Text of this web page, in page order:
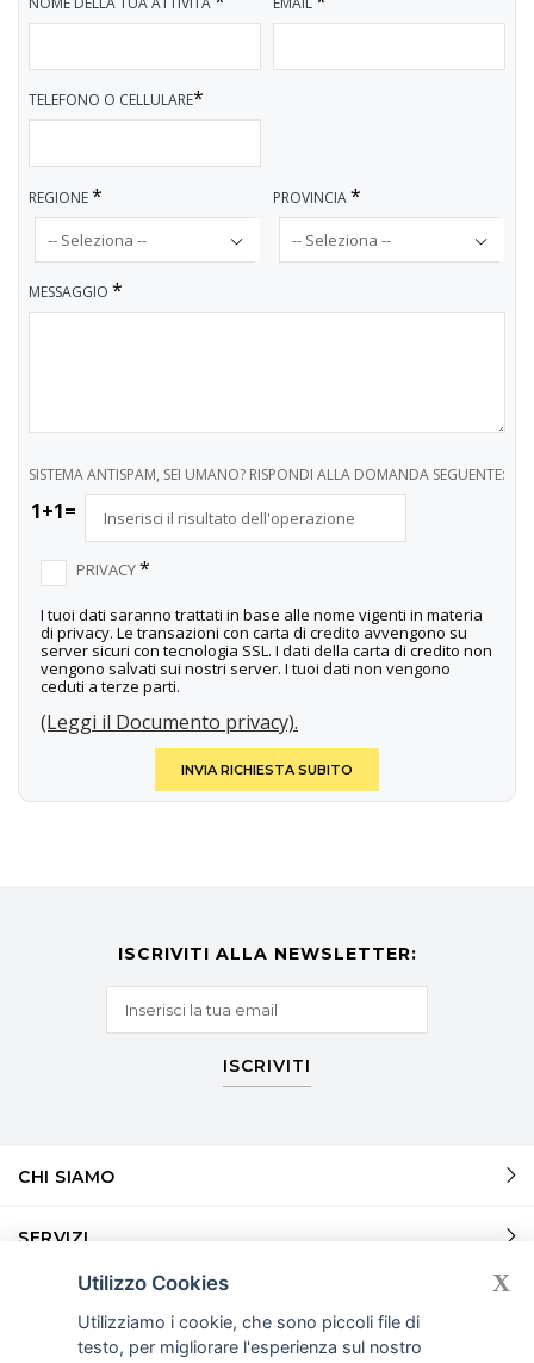
TELEFONO O CELLULARE*
REGIONE* PROVINCIA*
MESSAGGIO *
SISTEMA ANTISPAM, SEI UMANO? RISPONDI ALLA DOMANDA SEGUENTE:
1+1=
PRIVACY*
I tuoi dati saranno trattati in base alle nome vigenti in materia
di privacy. Le transazioni con carta di credito avvengono su
server sicuri con tecnologia SSL. I dati della carta di credito non
vengono salvati sui nostri server. I tuoi dati non vengono
ceduti a terze parti.
(Leggi il Documento privacy).
INVIA RICHIESTA SUBITO
ISCRIVITI ALLA NEWSLETTER:
ISCRIVITI
CHI SIAMO
SERVIZI
SERVIZI
Utilizzo Cookies
Utilizziamo i cookie, che sono piccoli file di
testo, per migliorare l'esperienza sul nostro
X